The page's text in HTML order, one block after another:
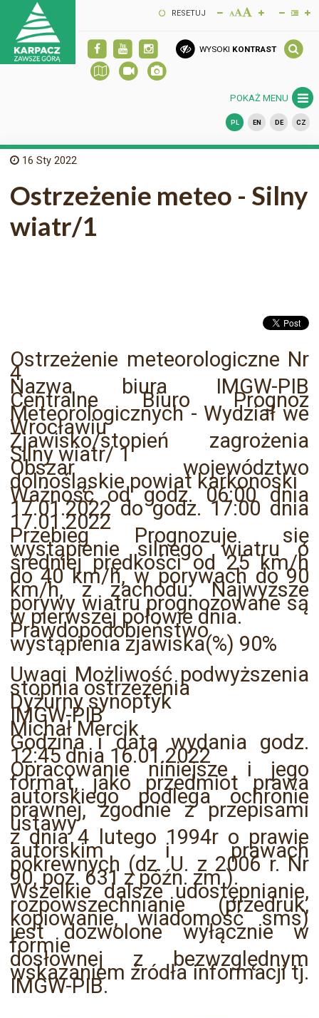
RESETUJ
WYSOKI KONTRAST
POKAŻ MENU
PL EN DE CZ
16 Sty 2022
Ostrzeżenie meteo - Silny
wiatr/1
Ostrzeżenie meteorologiczne Nr
4
Nazwa biura IMGW-PIB
Centralne Biuro Prognoz
Meteorologicznych - Wydział we
Wrocławiu
Zjawisko/stopień zagrożenia
Silny wiatr/ 1
Obszar województwo
dolnośląskie powiat karkonoski
Ważność od godz. 06:00 dnia
17.01.2022 do godz. 17:00 dnia
17.01.2022
Przebieg Prognozuje się
wystąpienie silnego wiatru o
średniej prędkości od 25 km/h
do 40 km/h, w porywach do 90
km/h, z zachodu. Najwyższe
porywy wiatru prognozowane są
w pierwszej połowie dnia.
Prawdopodobieństwo
wystąpienia zjawiska(%) 90%
Uwagi Możliwość podwyższenia
stopnia ostrzeżenia
Dyżurny synoptyk
IMGW-PIB
Michał Mercik
Godzina i data wydania godz.
12:45 dnia 16.01.2022
Opracowanie niniejsze i jego
format, jako przedmiot prawa
autorskiego podlega ochronie
prawnej, zgodnie z przepisami
ustawy
z dnia 4 lutego 1994r o prawie
autorskim i prawach
pokrewnych (dz. U. z 2006 r. Nr
90, poz. 631 z późn. zm.).
Wszelkie dalsze udostępnianie,
rozpowszechnianie (przedruk,
kopiowanie, wiadomość sms)
jest dozwolone wyłącznie w
formie
dosłownej z bezwzględnym
wskazaniem źródła informacji tj.
IMGW-PIB.